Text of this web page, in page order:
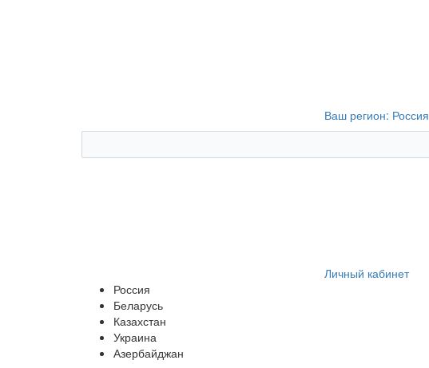
Ваш регион: Россия
Личный кабинет
Россия
Беларусь
Казахстан
Украина
Азербайджан